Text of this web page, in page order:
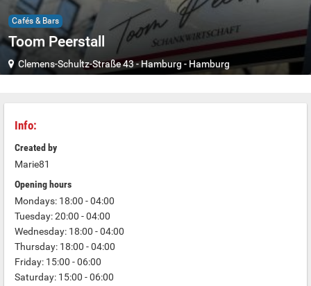
Cafés & Bars
Toom Peerstall
Clemens-Schultz-Straße 43-Hamburg-Hamburg
Info:
Created by
Marie81
Opening hours
Mondays: 18:00 - 04:00
Tuesday: 20:00 - 04:00
Wednesday: 18:00 - 04:00
Thursday: 18:00 - 04:00
Friday: 15:00 - 06:00
Saturday: 15:00 - 06:00